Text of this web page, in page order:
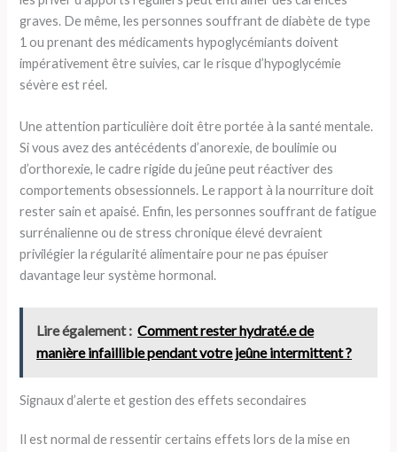
graves. De même, les personnes souffrant de diabète de type
1 ou prenant des médicaments hypoglycémiants doivent
impérativement être suivies, car le risque d’hypoglycémie
sévère est réel.
Une attention particulière doit être portée à la santé mentale.
Si vous avez des antécédents d’anorexie, de boulimie ou
d’orthorexie, le cadre rigide du jeûne peut réactiver des
comportements obsessionnels. Le rapport à la nourriture doit
rester sain et apaisé. Enfin, les personnes souffrant de fatigue
surrénalienne ou de stress chronique élevé devraient
privilégier la régularité alimentaire pour ne pas épuiser
davantage leur système hormonal.
Lire également : Comment rester hydraté.e de
manière infaillible pendant votre jeûne intermittent ?
Signaux d’alerte et gestion des effets secondaires
Il est normal de ressentir certains effets lors de la mise en